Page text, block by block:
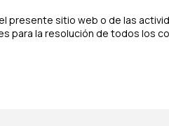
sitio web o de las
la resolución de todos los